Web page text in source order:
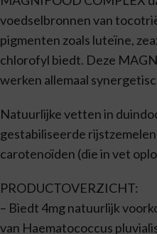
voedselbronnen van
pigmenten zoals luteïne,
chlorofyl biedt. Deze
werken allemaal
Natuurlijke vetten in
gestabiliseerde
carotenoïden (die in vet
PRODUCTOVERZICHT:
– Biedt 4mg natuurlijk
van Haematococcus